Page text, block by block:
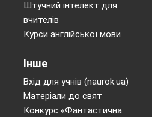
Штучний інтелект для
вчителів
Курси англійської мови
Інше
Вхід для учнів (naurok.ua)
Матеріали до свят
Конкурс «Фантастична